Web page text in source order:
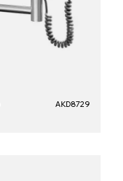
AKD8729